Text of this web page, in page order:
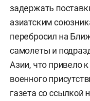
задержать
азиатским
перебросил на
самолеты и
Азии, что привело
военного
газета со ссылкой